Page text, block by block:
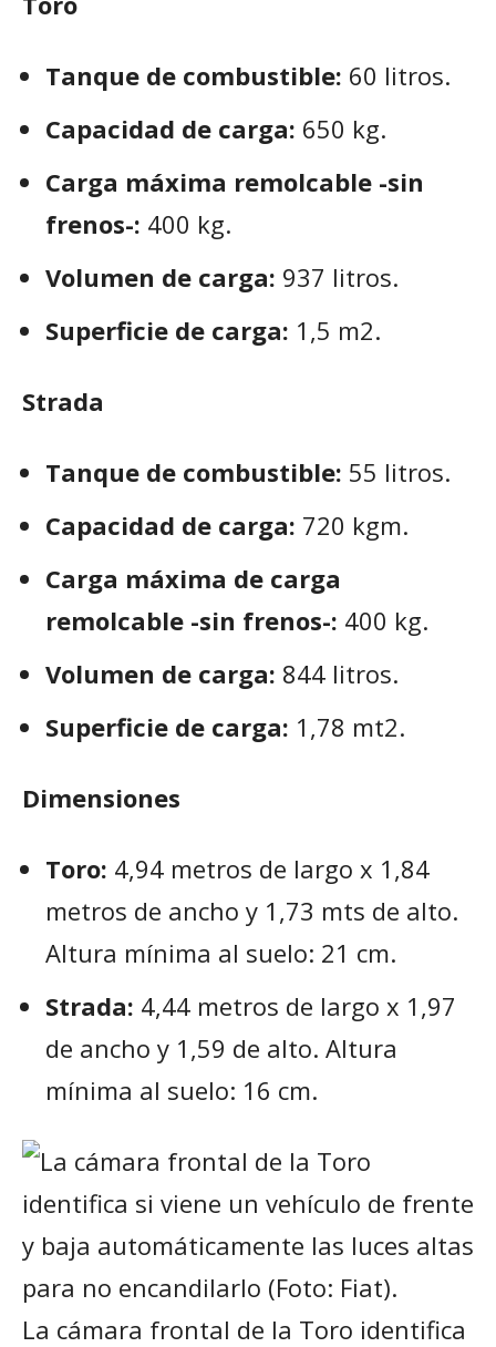
Tanque de combustible: 60 litros.
Capacidad de carga: 650 kg.
Carga máxima remolcable -sin
frenos-: 400 kg.
Volumen de carga: 937 litros.
Superficie de carga: 1,5 m2.
Strada
Tanque de combustible: 55 litros.
Capacidad de carga: 720 kgm.
Carga máxima de carga
remolcable -sin frenos-: 400 kg.
Volumen de carga: 844 litros.
Superficie de carga: 1,78 mt2.
Dimensiones
Toro: 4,94 metros de largo x 1,84
metros de ancho y 1,73 mts de alto.
Altura mínima al suelo: 21 cm.
Strada: 4,44 metros de largo x 1,97
de ancho y 1,59 de alto. Altura
mínima al suelo: 16 cm.
La cámara frontal de la Toro identifica